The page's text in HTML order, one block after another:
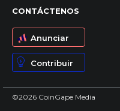
CONTÁCTENOS
Anunciar
Contribuir
©2026 CoinGape Media